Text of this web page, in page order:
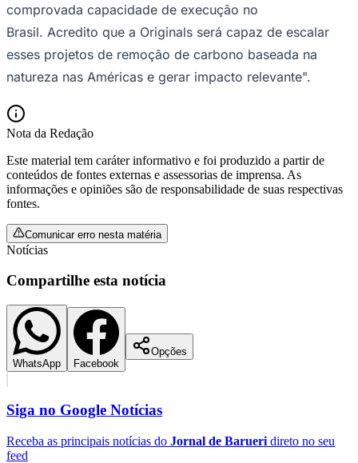
comprovada capacidade de execução no
Brasil. Acredito que a Originals será capaz de escalar
esses projetos de remoção de carbono baseada na
natureza nas Américas e gerar impacto relevante".
Nota da Redação
Este material tem caráter informativo e foi produzido a partir de
conteúdos de fontes externas e assessorias de imprensa. As
informações e opiniões são de responsabilidade de suas respectivas
fontes.
Comunicar erro nesta matéria
Notícias
Compartilhe esta notícia
WhatsApp Facebook
Opções
Siga no Google Notícias
Receba as principais notícias do Jornal de Barueri direto no seu
feed